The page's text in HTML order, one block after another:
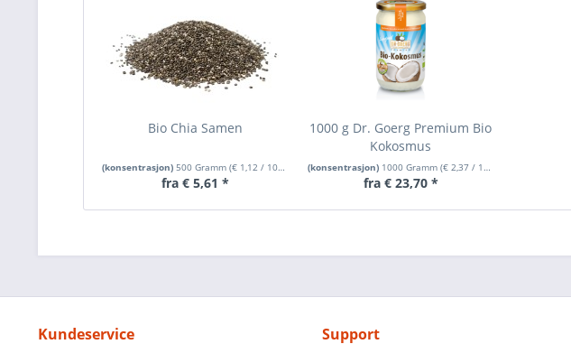
Bio Chia Samen
(konsentrasjon) 500 Gramm (€ 1,12 / 100 Gramm)
fra € 5,61 *
1000 g Dr. Goerg Premium Bio
Kokosmus
(konsentrasjon) 1000 Gramm (€ 2,37/ 100 Gramm)
fra € 23,70 *
Kundeservice Support